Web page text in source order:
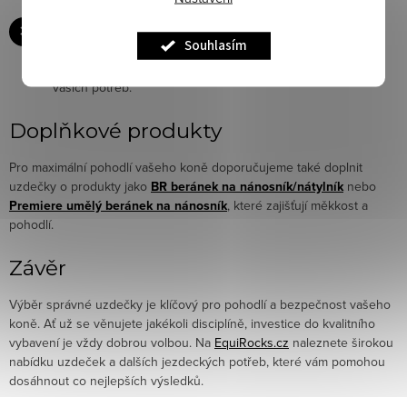
Souhlasím
Konzultujte s odborníkem:Pokud si nejste jisti, jakou
uzdečku vybrat, neváhejte se poradit s odborníkem nebo
vašich potřeb.
Doplňkové produkty
Pro maximální pohodlí vašeho koně doporučujeme také doplnit
uzdečky o produkty jako BR beránek na nánosník/nátylník nebo
Premiere umělý beránek na nánosník, které zajišťují měkkost a
pohodlí.
Závěr
Výběr správné uzdečky je klíčový pro pohodlí a bezpečnost vašeho
koně. Ať už se věnujete jakékoli disciplíně, investice do kvalitního
vybavení je vždy dobrou volbou. Na EquiRocks.cz naleznete širokou
nabídku uzdeček a dalších jezdeckých potřeb, které vám pomohou
dosáhnout co nejlepších výsledků.